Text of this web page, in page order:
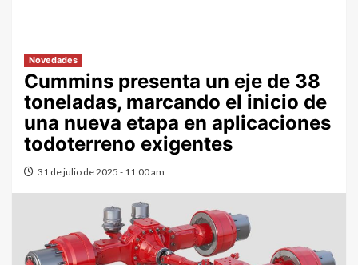
Novedades
Cummins presenta un eje de 38
toneladas, marcando el inicio de
una nueva etapa en aplicaciones
todoterreno exigentes
31 de julio de 2025 - 11:00 am